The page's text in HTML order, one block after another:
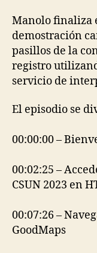
Manolo finaliza
demostración
pasillos de la
registro
servicio de
El episodio se
00:00:00 –
00:02:25 –
CSUN 2023 en
00:07:26 –
GoodMaps